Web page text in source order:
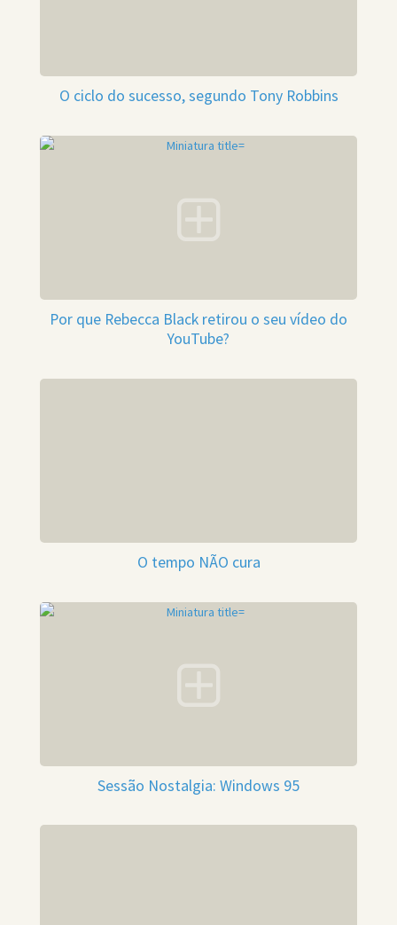
O ciclo do sucesso, segundo Tony Robbins
Por que Rebecca Black retirou o seu vídeo do
YouTube?
O tempo NÃO cura
Sessão Nostalgia: Windows 95